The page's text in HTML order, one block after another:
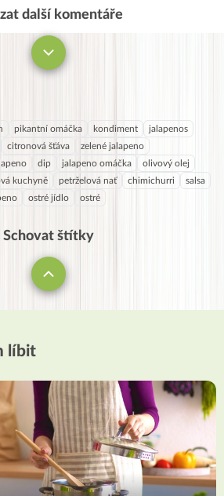
další komentáře
pikantní omáčka kondiment
jalapenos
citronová šťáva
zelené jalapeno
dip jalapeno omáčka
olivový olej
kuchyně petrželová nať chimichurri
salsa
ostré jídlo ostré
Schovat štítky
líbit